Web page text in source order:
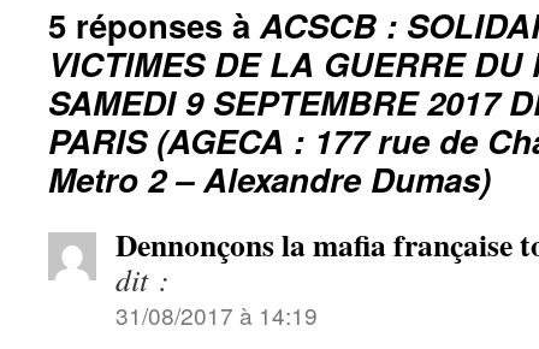
5 réponses àACSCB :
VICTIMES DE LA GUERRE DU
SAMEDI 9 SEPTEMBRE 2017
PARIS (AGECA : 177 rue de
Metro 2 – Alexandre Dumas)
Dennonçons la mafia française
dit :
31/08/2017 à 14:19